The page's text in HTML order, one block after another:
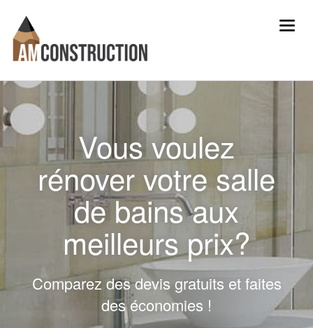
Vous voulez
rénover votre salle
de bains aux
meilleurs prix?
Comparez des devis gratuits et faites
des économies !